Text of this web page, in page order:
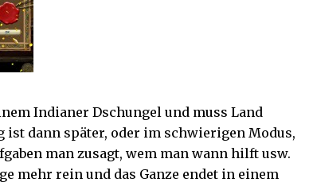
Indianer Dschungel und muss Land
ist dann später, oder im schwierigen Modus,
man zusagt, wem man wann hilft usw.
mehr rein und das Ganze endet in einem